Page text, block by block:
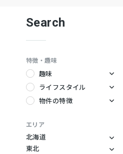
Search
特徴・趣味
趣味
キャンプ
サーフィン
ライフスタイル
テレワーク
物件の特徴
エリア
北海道
東北